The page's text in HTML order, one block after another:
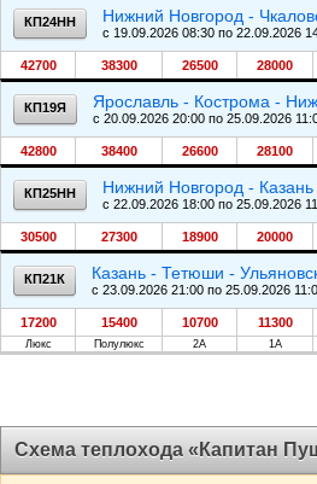
КП24НН Нижний Новгород -
c 19.09.2026 08:30 по 22.09.2026
42700 38300 26500 28000
КП19Я Ярославль - Кострома -
c 20.09.2026 20:00 по 25.09.2026
42800 38400 26600 28100
КП25НН Нижний Новгород -
c 22.09.2026 18:00 по 25.09.2026
30500 27300 18900 20000
КП21К Казань - Тетюши -
c 23.09.2026 21:00 по 25.09.2026
17200 15400 10700 11300
Люкс Полулюкс 2А 1А
Схема теплохода «Капитан